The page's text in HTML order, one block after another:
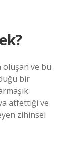
oluşan ve bu
bir
atfettiği ve
zihinsel